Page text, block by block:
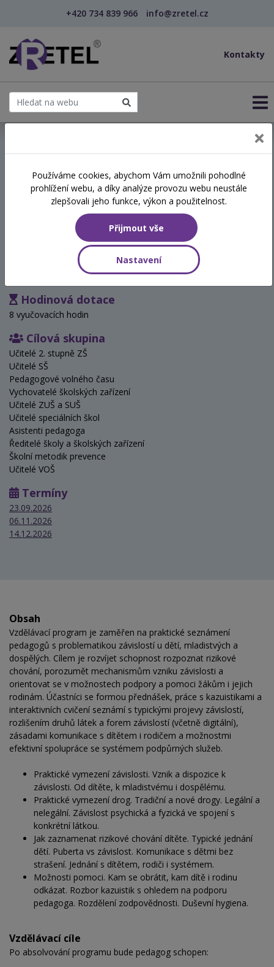
+420 734 839 966 info@zretel.cz
Kontakty
šablony
Závislosti dětí a
mladistvých pohledem
zkušenosti a odbornosti z
praxe (webinář)
Hodinová dotace
8 vyučovacích hodin
Cílová skupina
Učitelé 2. stupně ZŠ
Učitelé SŠ
Pedagogové volného času
Vychovatelé školských zařízení
Učitelé ZUŠ a SUŠ
Učitelé speciálních škol
Asistenti pedagoga
Ředitelé školy a školských zařízení
Školní metodik prevence
Učitelé VOŠ
Termíny
23.09.2026
06.11.2026
14.12.2026
Obsah
Vzdělávací program je zaměřen na praktické seznámení
pedagogů s problematikou závislostí u dětí, mladistvých a
dospělých. Cílem je rozvíjet schopnost rozpoznat rizikové
chování, porozumět mechanismům vzniku závislosti a
orientovat se v možnostech podpory a pomoci žákům i jejich
rodinám. Účastníci se formou přednášek, práce s kazuistikami a
interaktivních cvičení seznámí s typickými projevy závislostí,
rozlišením druhů látek a forem závislostí (včetně digitální),
zásadami komunikace s dítětem i rodičem a možnostmi
efektivní spolupráce se systémem podpůrných služeb.
Praktické vymezení závislosti. Vznik a dispozice k
závislosti. Od dítěte, k mladistvému i dospělému.
Praktické vymezení drog. Tradiční a nové drogy. Legální a
nelegální. Závislost psychická a fyzická ve spojení s
konkrétní látkou.
Jak zaznamenat rizikové chování dítěte. Typické jednání
dětí. Puberta vs závislost. Komunikace s dětmi bez
strašení. Jednání s dítětem, rodiči i systémem.
Možnosti pomoci. Kam se obrátit, kam dítě i rodinu
odkázat. Rozbor kazuistik s ohledem na podporu
pedagoga. Rozdělení zodpovědnosti. Duševní hygiena.
Vzdělávací cíle
Po absolvování programu bude pedagog schopen:
Používáme cookies, abychom Vám umožnili pohodlné
prohlížení webu, a díky analýze provozu webu neustále
zlepšovali jeho funkce, výkon a použitelnost.
Přijmout vše
Nastavení